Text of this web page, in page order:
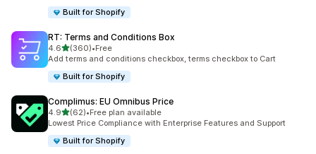
Built for Shopify
RT: Terms and Conditions Box
4.65つ星中
(360)
合計レビュー数：360件
•Free
Add terms and conditions checkbox, terms checkbox to Cart
Built for Shopify
Complimus: EU Omnibus Price
4.95つ星中
(62)
合計レビュー数：62件
•Free plan available
Lowest Price Compliance with Enterprise Features and Support
Built for Shopify